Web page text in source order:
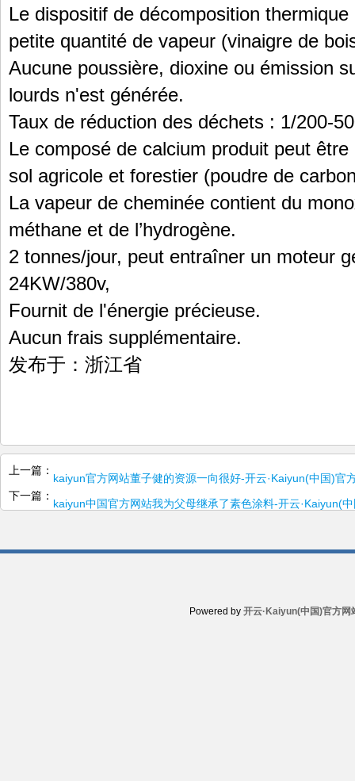
Le dispositif de décomposition
petite quantité de vapeur (vinaigre de
Aucune poussière, dioxine ou émission
lourds n'est générée.
Taux de réduction des déchets : 1/200-
Le composé de calcium produit peut
sol agricole et forestier (poudre de
La vapeur de cheminée contient du
méthane et de l’hydrogène.
2 tonnes/jour, peut entraîner un moteur
24KW/380v,
Fournit de l'énergie précieuse.
Aucun frais supplémentaire.
发布于：浙江省
上一篇： kaiyun官方网站董子健的资源一向很好-开云·Kaiyun(中国)官
下一篇： kaiyun中国官方网站我为父母继承了素色涂料-开云·Kaiyun(
Powered by 开云·Kaiyun(中国)官方网